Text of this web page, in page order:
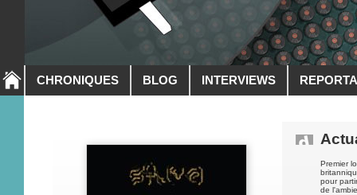
CHRONIQUES BLOG INTERVIEWS
Premier
pour
de